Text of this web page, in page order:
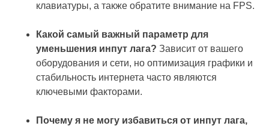
клавиатуры, а также обратите внимание на FPS.
Какой самый важный параметр для
уменьшения инпут лага? Зависит от вашего
оборудования и сети, но оптимизация графики и
стабильность интернета часто являются
ключевыми факторами.
Почему я не могу избавиться от инпут лага,